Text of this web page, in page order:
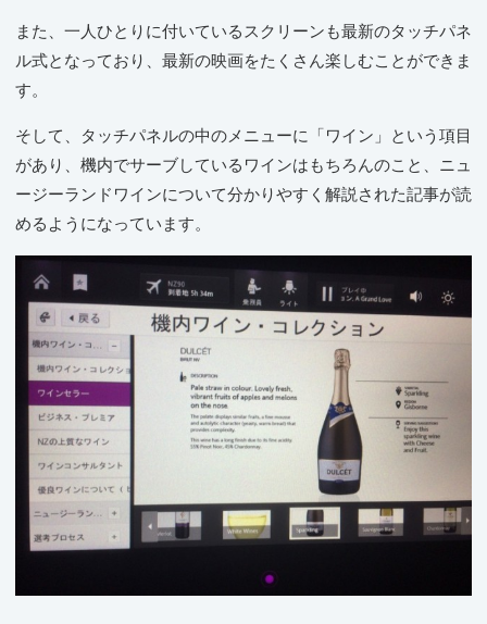
また、一人ひとりに付いているスクリーンも最新のタッチパネ
ル式となっており、最新の映画をたくさん楽しむことができま
す。
そして、タッチパネルの中のメニューに「ワイン」という項目
があり、機内でサーブしているワインはもちろんのこと、ニュ
ージーランドワインについて分かりやすく解説された記事が読
めるようになっています。